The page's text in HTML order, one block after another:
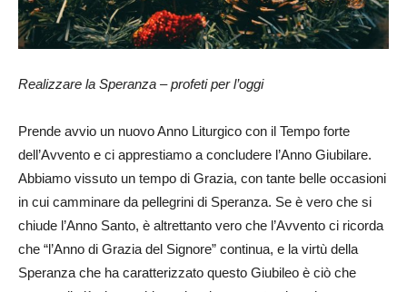
Realizzare la Speranza – profeti per l’oggi
Prende avvio un nuovo Anno Liturgico con il Tempo forte
dell’Avvento e ci apprestiamo a concludere l’Anno Giubilare.
Abbiamo vissuto un tempo di Grazia, con tante belle occasioni
in cui camminare da pellegrini di Speranza. Se è vero che si
chiude l’Anno Santo, è altrettanto vero che l’Avvento ci ricorda
che “l’Anno di Grazia del Signore” continua, e la virtù della
Speranza che ha caratterizzato questo Giubileo è ciò che